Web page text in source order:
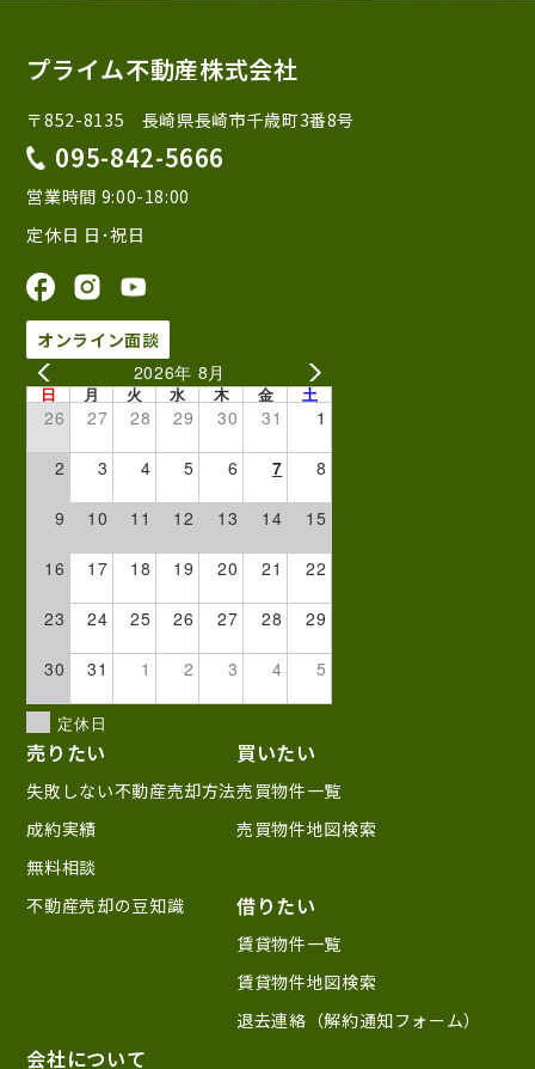
プライム不動産株式会社
〒852-8135 長崎県長崎市千歳町3番8号
095-842-5666
営業時間 9:00-18:00
定休日 日･祝日
オンライン面談
2026年 8月
日 月 火 水 木 金 土
26 27 28 29 30 31 1
2 3 4 5 6 7 8
9 10 11 12 13 14 15
16 17 18 19 20 21 22
23 24 25 26 27 28 29
30 31 1 2 3 4 5
定休日
売りたい
失敗しない不動産売却方法
成約実績
無料相談
不動産売却の豆知識
買いたい
売買物件一覧
売買物件地図検索
借りたい
賃貸物件一覧
賃貸物件地図検索
退去連絡（解約通知フォーム）
会社について